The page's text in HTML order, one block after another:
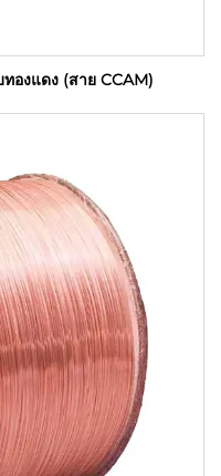
องแดง (สาย CCAM)